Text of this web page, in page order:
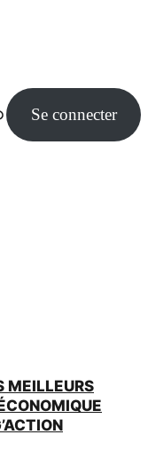
Se connecter
MEILLEURS